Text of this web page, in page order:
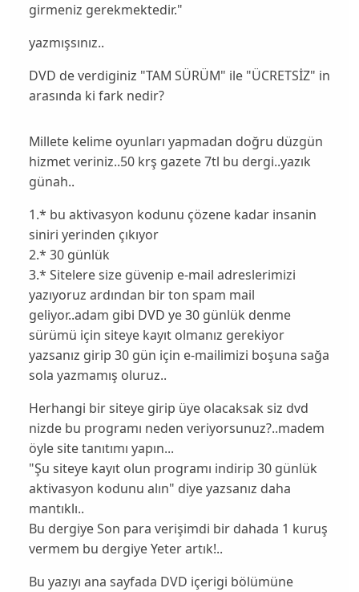
girmeniz gerekmektedir."
yazmışsınız..
DVD de verdiginiz "TAM SÜRÜM" ile "ÜCRETSİZ" in
arasında ki fark nedir?
Millete kelime oyunları yapmadan doğru düzgün
hizmet veriniz..50 krş gazete 7tl bu dergi..yazık
günah..
1.* bu aktivasyon kodunu çözene kadar insanin
siniri yerinden çıkıyor
2.* 30 günlük
3.* Sitelere size güvenip e-mail adreslerimizi
yazıyoruz ardından bir ton spam mail
geliyor..adam gibi DVD ye 30 günlük denme
sürümü için siteye kayıt olmanız gerekiyor
yazsanız girip 30 gün için e-mailimizi boşuna sağa
sola yazmamış oluruz..
Herhangi bir siteye girip üye olacaksak siz dvd
nizde bu programı neden veriyorsunuz?..madem
öyle site tanıtımı yapın...
"Şu siteye kayıt olun programı indirip 30 günlük
aktivasyon kodunu alın" diye yazsanız daha
mantıklı..
Bu dergiye Son para verişimdi bir dahada 1 kuruş
vermem bu dergiye Yeter artık!..
Bu yazıyı ana sayfada DVD içerigi bölümüne